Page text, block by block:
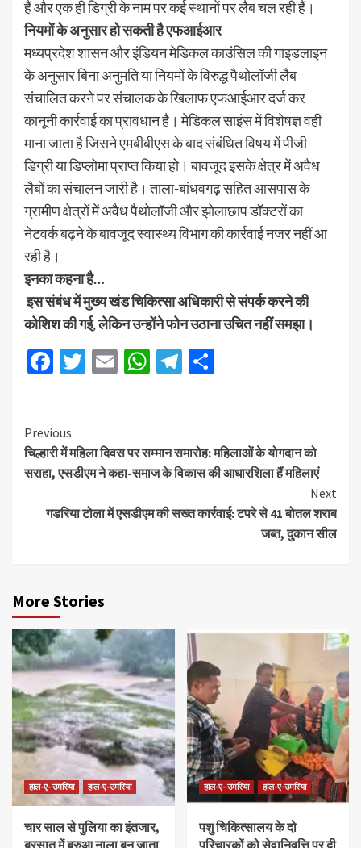
हैं और एक ही डिग्री के नाम पर कई स्थानों पर लैब चल रही हैं।
नियमों के अनुसार हो सकती है एफआईआर
मध्यप्रदेश शासन और इंडियन मेडिकल काउंसिल की गाइडलाइन
के अनुसार बिना अनुमति या नियमों के विरुद्ध पैथोलॉजी लैब
संचालित करने पर संचालक के खिलाफ एफआईआर दर्ज कर
कानूनी कार्रवाई का प्रावधान है। मेडिकल साइंस में विशेषज्ञ वही
माना जाता है जिसने एमबीबीएस के बाद संबंधित विषय में पीजी
डिग्री या डिप्लोमा प्राप्त किया हो। बावजूद इसके क्षेत्र में अवैध
लैबों का संचालन जारी है। ताला-बांधवगढ़ सहित आसपास के
ग्रामीण क्षेत्रों में अवैध पैथोलॉजी और झोलाछाप डॉक्टरों का
नेटवर्क बढ़ने के बावजूद स्वास्थ्य विभाग की कार्रवाई नजर नहीं आ
रही है।
इनका कहना है…
इस संबंध में मुख्य खंड चिकित्सा अधिकारी से संपर्क करने की
कोशिश की गई, लेकिन उन्होंने फोन उठाना उचित नहीं समझा।
Facebook
Twitter
EmailWhatsApp
Telegram
Previous
चिल्हारी में महिला दिवस पर सम्मान समारोह: महिलाओं के योगदान को
सराहा, एसडीएम ने कहा-समाज के विकास की आधारशिला हैं महिलाएं
Next
गडरिया टोला में एसडीएम की सख्त कार्रवाई: टपरे से 41 बोतल शराब
जब्त, दुकान सील
More Stories
हाल-ए- उमरिया हाल-ए-उमरिया
चार साल से पुलिया का इंतजार,
बरसात में बरुआ नाला बन जाता
हाल-ए- उमरिया हाल-ए-उमरिया
पशु चिकित्सालय के दो
परिचारकों को सेवानिवृत्ति पर दी